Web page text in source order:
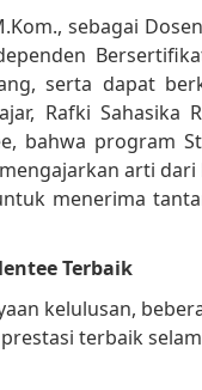
sebagai
serta dapat
Rafki
bahwa program
arti
menerima
Terbaik
kelulusan,
terbaik